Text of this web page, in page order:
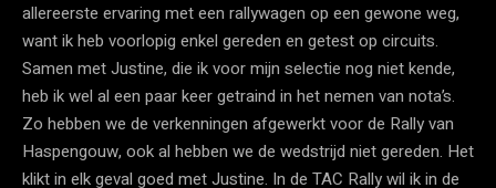
allereerste ervaring met een rallywagen op een gewone weg,
want ik heb voorlopig enkel gereden en getest op circuits.
Samen met Justine, die ik voor mijn selectie nog niet kende,
heb ik wel al een paar keer getraind in het nemen van nota’s.
Zo hebben we de verkenningen afgewerkt voor de Rally van
Haspengouw, ook al hebben we de wedstrijd niet gereden. Het
klikt in elk geval goed met Justine. In de TAC Rally wil ik in de